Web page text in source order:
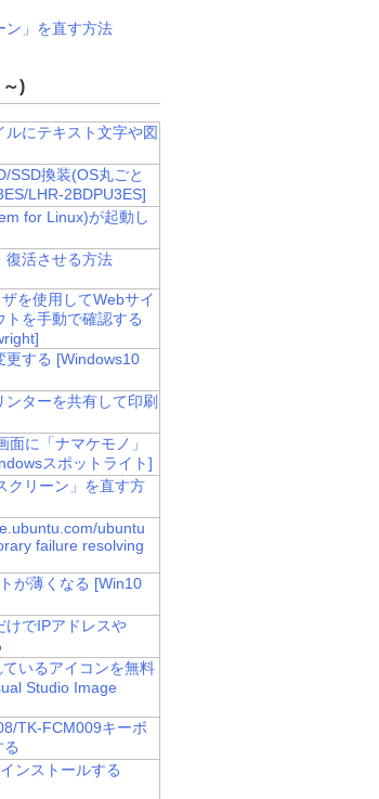
ン」を直す方法
)
にテキスト文字や図
SSD換装(OS丸ごと
LHR-2BDPU3ES]
for Linux)が起動し
復活させる方法
を使用してWebサイ
トを手動で確認する
更する [Windows10
ターを共有して印刷
に「ナマケモノ」
スポットライト]
クリーン」を直す方
ubuntu
failure resolving
が薄くなる [Win10
けでIPアドレスや
いるアイコンを無料
Studio Image
TK-FCM009キーボ
ンストールする